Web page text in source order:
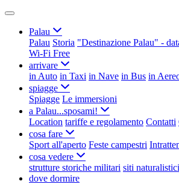
Palau
Palau Storia "Destinazione Palau" -
Wi-Fi Free
arrivare
in Auto in Taxi in Nave in Bus in
spiagge
Spiagge Le immersioni
a Palau...sposami!
Location tariffe e regolamento Contatti
cosa fare
Sport all'aperto Feste campestri
cosa vedere
strutture storiche militari siti naturalistici
dove dormire